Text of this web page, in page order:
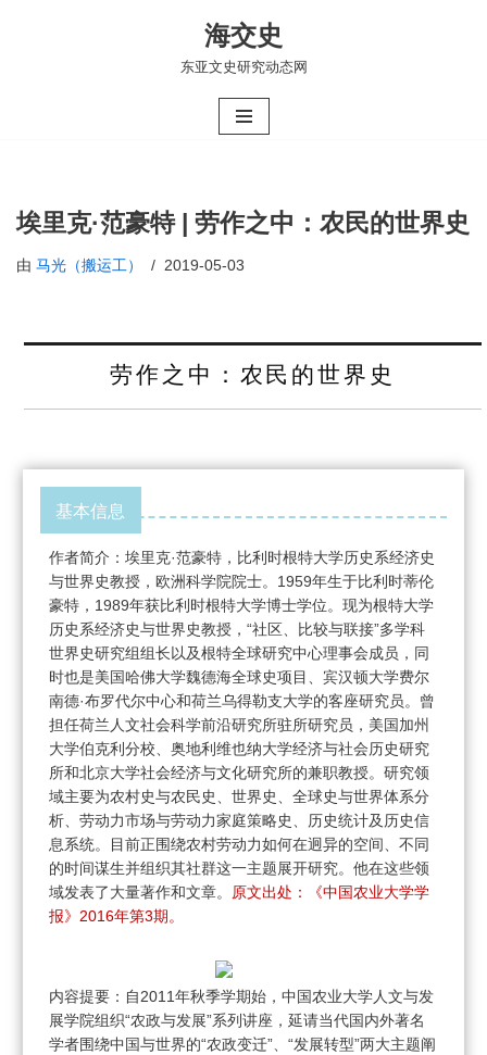
海交史
东亚文史研究动态网
埃里克·范豪特 | 劳作之中：农民的世界史
由 马光（搬运工） 2019-05-03
劳作之中：农民的世界史
基本信息
作者简介：埃里克·范豪特，比利时根特大学历史系经济史
与世界史教授，欧洲科学院院士。1959年生于比利时蒂伦
豪特，1989年获比利时根特大学博士学位。现为根特大学
历史系经济史与世界史教授，“社区、比较与联接”多学科
世界史研究组组长以及根特全球研究中心理事会成员，同
时也是美国哈佛大学魏德海全球史项目、宾汉顿大学费尔
南德·布罗代尔中心和荷兰乌得勒支大学的客座研究员。曾
担任荷兰人文社会科学前沿研究所驻所研究员，美国加州
大学伯克利分校、奥地利维也纳大学经济与社会历史研究
所和北京大学社会经济与文化研究所的兼职教授。研究领
域主要为农村史与农民史、世界史、全球史与世界体系分
析、劳动力市场与劳动力家庭策略史、历史统计及历史信
息系统。目前正围绕农村劳动力如何在迥异的空间、不同
的时间谋生并组织其社群这一主题展开研究。他在这些领
域发表了大量著作和文章。
原文出处：《中国农业大学学
报》2016年第3期。
内容提要：自2011年秋季学期始，中国农业大学人文与发
展学院组织“农政与发展”系列讲座，延请当代国内外著名
学者围绕中国与世界的“农政变迁”、“发展转型”两大主题阐